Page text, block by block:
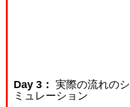
Day 3： 実際の流れのシ
ミュレーション